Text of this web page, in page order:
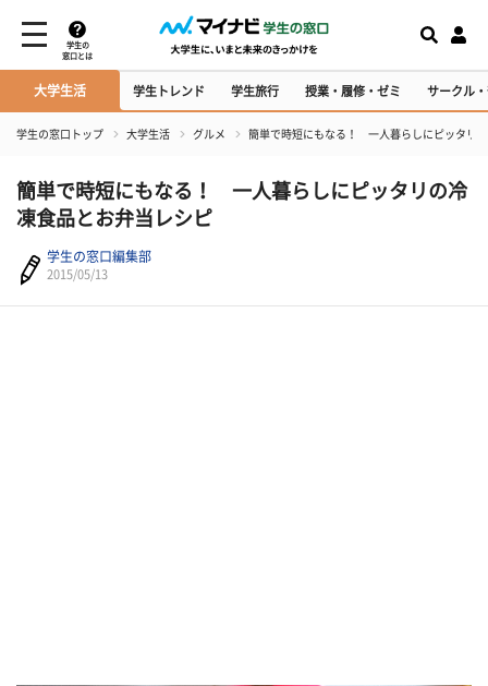
学生の
窓口とは
大学生活 学生トレンド 学生旅行 授業・履修・ゼミ サークル
学生の窓口トップ 大学生活 グルメ 簡単で時短にもなる！ 一人暮らしにピッタリ
簡単で時短にもなる！ 一人暮らしにピッタリの冷
凍食品とお弁当レシピ
学生の窓口編集部
2015/05/13